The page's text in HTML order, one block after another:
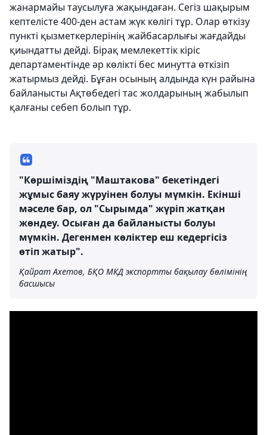
жанармайы таусылуға жақындаған. Сегіз шақырым
кептелісте 400-ден астам жүк көлігі тұр. Олар өткізу
пункті қызметкерлерінің жайбасарлығы жағдайды
қиындатты дейді. Бірақ мемлекеттік кіріс
департаментінде әр көлікті бес минутта өткізіп
жатырмыз дейді. Бұған осының алдында күн райына
байланысты Ақтөбедегі тас жолдарының жабылып
қалғаны себеп болып тұр.
"Көршіміздің "Маштакова" бекетіндегі
жұмыс баяу жүруінен болуы мүмкін. Екінші
мәселе бар, ол "Сырымда" жүріп жатқан
жөндеу. Осыған да байланысты болуы
мүмкін. Дегенмен көліктер еш кедергісіз
өтіп жатыр".
Қайрат Ахетов, БҚО МКД экспортты бақылау бөлімінің
басшысы